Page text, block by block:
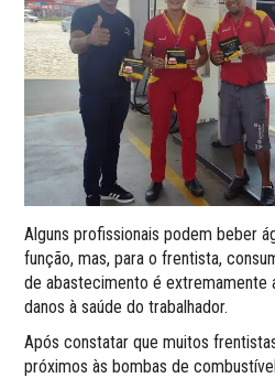
Alguns profissionais podem beber
função, mas, para o frentista,
de abastecimento é extremamente
danos à saúde do trabalhador.
Após constatar que muitos
próximos às bombas de